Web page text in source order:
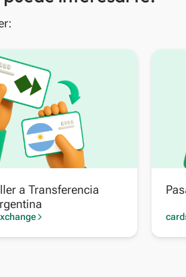
a Transferencia
arrow_forward_ios